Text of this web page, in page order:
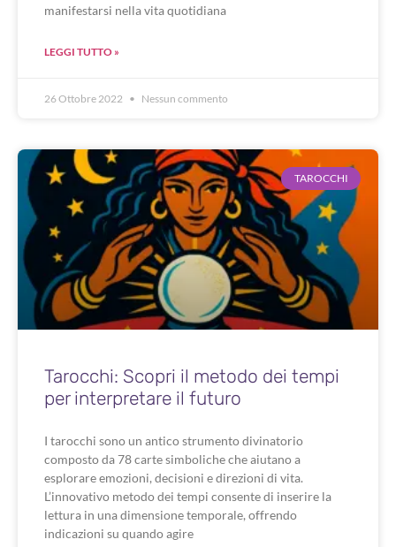
manifestarsi nella vita quotidiana
LEGGI TUTTO »
26 Ottobre 2022 Nessun commento
TAROCCHI
Tarocchi: Scopri il metodo dei tempi
per interpretare il futuro
I tarocchi sono un antico strumento divinatorio
composto da 78 carte simboliche che aiutano a
esplorare emozioni, decisioni e direzioni di vita.
L’innovativo metodo dei tempi consente di inserire la
lettura in una dimensione temporale, offrendo
indicazioni su quando agire